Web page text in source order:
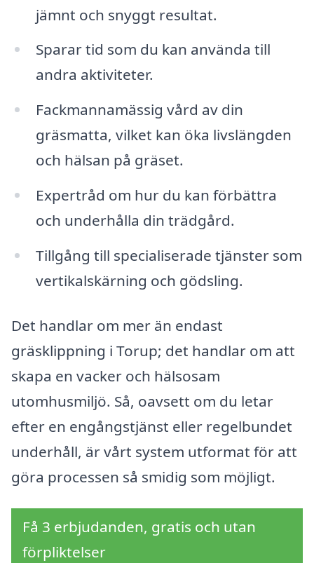
jämnt och snyggt resultat.
Sparar tid som du kan använda till
andra aktiviteter.
Fackmannamässig vård av din
gräsmatta, vilket kan öka livslängden
och hälsan på gräset.
Expertråd om hur du kan förbättra
och underhålla din trädgård.
Tillgång till specialiserade tjänster som
vertikalskärning och gödsling.
Det handlar om mer än endast
gräsklippning i Torup; det handlar om att
skapa en vacker och hälsosam
utomhusmiljö. Så, oavsett om du letar
efter en engångstjänst eller regelbundet
underhåll, är vårt system utformat för att
göra processen så smidig som möjligt.
Få 3 erbjudanden, gratis och utan
förpliktelser